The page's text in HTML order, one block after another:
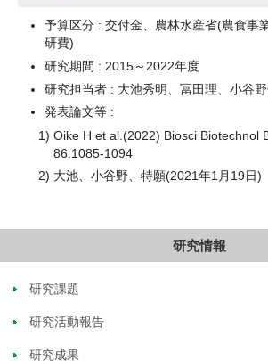
予算区分 : 交付金、農林水産省(農食事
研費)
研究期間 : 2015～2022年度
研究担当者 : 大池秀明、冨田理、小谷
発表論文等 :
Oike H et al.(2022) Biosci Biotechnol
86:1085-1094
大池、小谷野、特願(2021年1月19日)
研究情報
研究課題
研究活動報告
研究成果